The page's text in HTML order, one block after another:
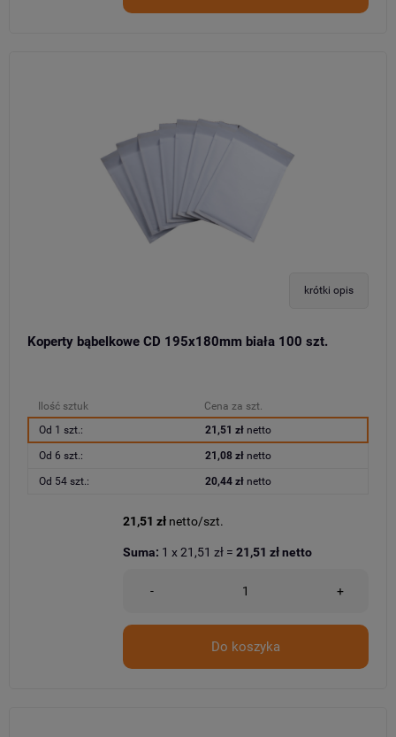
krótki opis
Koperty bąbelkowe CD 195x180mm biała 100 szt.
Ilość sztuk
Cena za szt.
Od 1 szt.:
21,51 złnetto
Od 6 szt.: 21,08 złnetto
Od 54 szt.: 20,44 złnetto
21,51 zł netto/szt.
- +
Do koszyka
Suma: 1 x21,51 zł = 21,51 złnetto